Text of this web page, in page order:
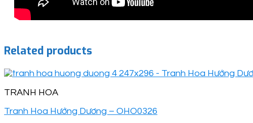
Related products
TRANH HOA
Tranh Hoa Hướng Dương – OHO0326